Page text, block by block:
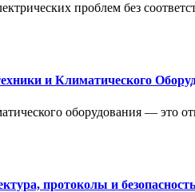
проблем без
и Климатического
оборудования — это
протоколы и безопасность